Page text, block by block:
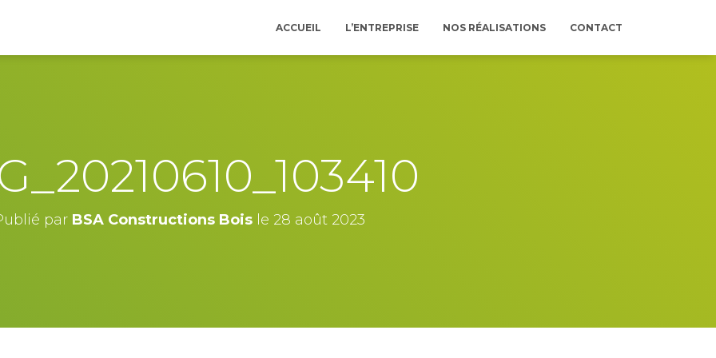
ACCUEIL L’ENTREPRISE NOS RÉALISATIONS CONTACT
par BSA Constructions Boisle 28 août 2023